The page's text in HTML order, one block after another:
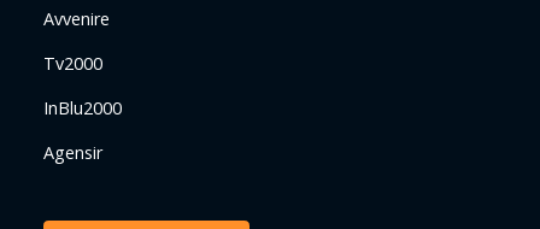
Avvenire
Tv2000
InBlu2000
Agensir